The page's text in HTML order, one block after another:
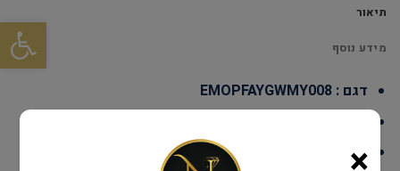
פתח תיאור
מידע נוסף
דגם : EMOPFAYGWMY008
גוף השעון: פלדת אל חלד